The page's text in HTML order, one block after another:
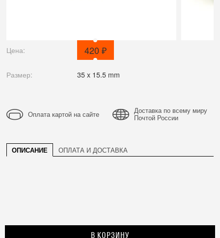
Цена: 420 ₽
Размер: 35 x 15.5 mm
В КОРЗИНУ
Оплата картой на сайте Доставка по всему миру
Почтой России
ОПИСАНИЕ ОПЛАТА И ДОСТАВКА